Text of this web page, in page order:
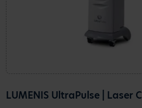
LUMENIS UltraPulse | Laser